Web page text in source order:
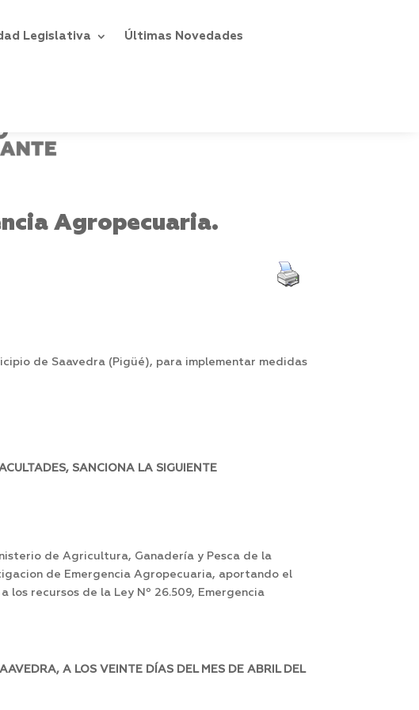
Legislativa Últimas Novedades
Agropecuaria.
de Saavedra (Pigüé), para implementar medidas
SANCIONA LA SIGUIENTE
de Agricultura, Ganadería y Pesca de la
de Emergencia Agropecuaria, aportando el
los recursos de la Ley Nº 26.509, Emergencia
A LOS VEINTE DÍAS DEL MES DE ABRIL DEL